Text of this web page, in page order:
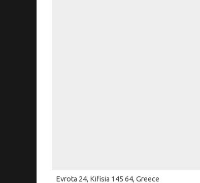
Evrota 24, Kifisia 145 64, Greece